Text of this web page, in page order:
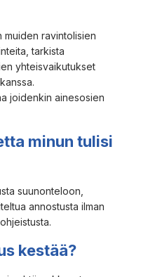
muiden ravintolisien
tarkista
yhteisvaikutukset
joidenkin ainesosien
minun tulisi
suunonteloon,
annostusta ilman
kestää?